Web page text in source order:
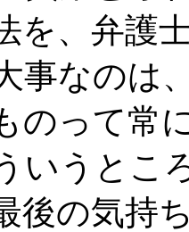
を、弁護
事なのは
のって常
いうとこ
後の気持